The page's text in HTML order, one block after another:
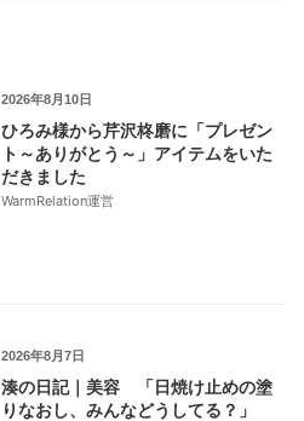
2026年8月10日
ひろみ様から芹沢柊磨に「プレゼン
ト～ありがとう～」アイテムをいた
だきました
WarmRelation運営
2026年8月7日
湊の日記｜美容 「日焼け止めの塗
りなおし、みんなどうしてる？」